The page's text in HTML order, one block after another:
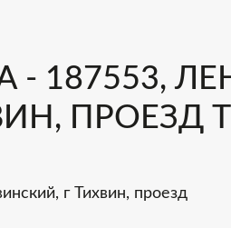
187553,
ПРОЕЗД
г Тихвин, проезд